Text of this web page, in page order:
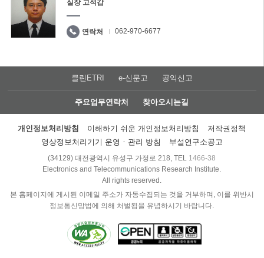
실장 고석갑
연락처 062-970-6677
클린ETRI e-신문고 공익신고
주요업무연락처 찾아오시는길
개인정보처리방침 이해하기 쉬운 개인정보처리방침
저작권정책
영상정보처리기기 운영ㆍ관리 방침
부설연구소공고
(34129) 대전광역시 유성구 가정로 218, TEL 1466-38
Electronics and Telecommunications Research Institute.
All rights reserved.
본 홈페이지에 게시된 이메일 주소가 자동수집되는 것을 거부하며, 이를 위반시
정보통신망법에 의해 처벌됨을 유념하시기 바랍니다.